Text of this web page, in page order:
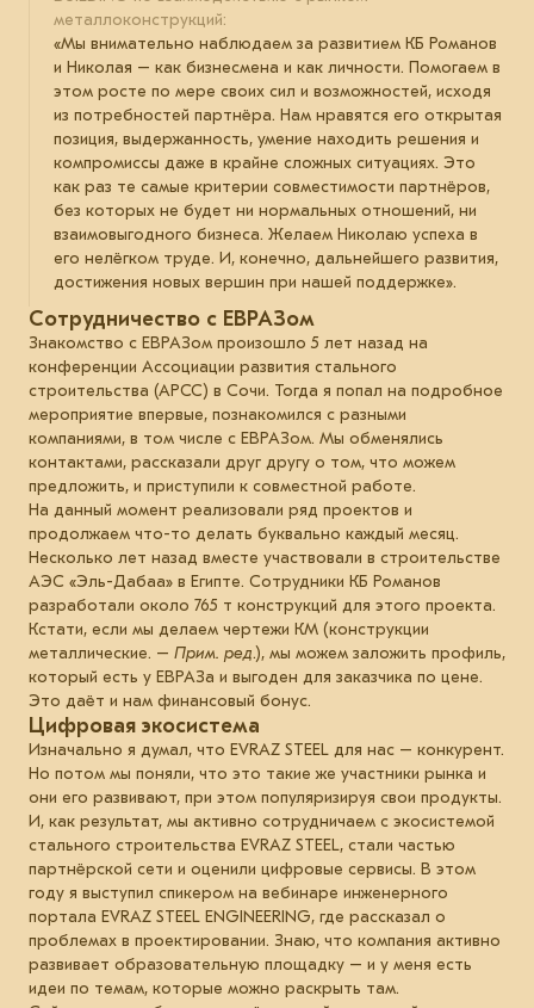
металлоконструкций:
«Мы внимательно наблюдаем за развитием КБ Романов
и Николая – как бизнесмена и как личности. Помогаем в
этом росте по мере своих сил и возможностей, исходя
из потребностей партнёра. Нам нравятся его открытая
позиция, выдержанность, умение находить решения и
компромиссы даже в крайне сложных ситуациях. Это
как раз те самые критерии совместимости партнёров,
без которых не будет ни нормальных отношений, ни
взаимовыгодного бизнеса. Желаем Николаю успеха в
его нелёгком труде. И, конечно, дальнейшего развития,
достижения новых вершин при нашей поддержке».
Сотрудничество с ЕВРАЗом
Знакомство с ЕВРАЗом произошло 5 лет назад на
конференции Ассоциации развития стального
строительства (АРСС) в Сочи. Тогда я попал на подробное
мероприятие впервые, познакомился с разными
компаниями, в том числе с ЕВРАЗом. Мы обменялись
контактами, рассказали друг другу о том, что можем
предложить, и приступили к совместной работе.
На данный момент реализовали ряд проектов и
продолжаем что-то делать буквально каждый месяц.
Несколько лет назад вместе участвовали в строительстве
АЭС «Эль-Дабаа» в Египте. Сотрудники КБ Романов
разработали около 765 т конструкций для этого проекта.
Кстати, если мы делаем чертежи КМ (конструкции
металлические. – Прим. ред.), мы можем заложить профиль,
который есть у ЕВРАЗа и выгоден для заказчика по цене.
Это даёт и нам финансовый бонус.
Цифровая экосистема
Изначально я думал, что EVRAZ STEEL для нас – конкурент.
Но потом мы поняли, что это такие же участники рынка и
они его развивают, при этом популяризируя свои продукты.
И, как результат, мы активно сотрудничаем с экосистемой
стального строительства EVRAZ STEEL, стали частью
партнёрской сети и оценили цифровые сервисы. В этом
году я выступил спикером на вебинаре инженерного
портала EVRAZ STEEL ENGINEERING, где рассказал о
проблемах в проектировании. Знаю, что компания активно
развивает образовательную площадку – и у меня есть
идеи по темам, которые можно раскрыть там.